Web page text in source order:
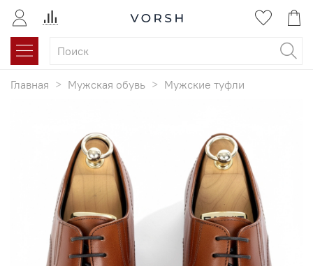
Главная Мужская обувь Мужские туфли